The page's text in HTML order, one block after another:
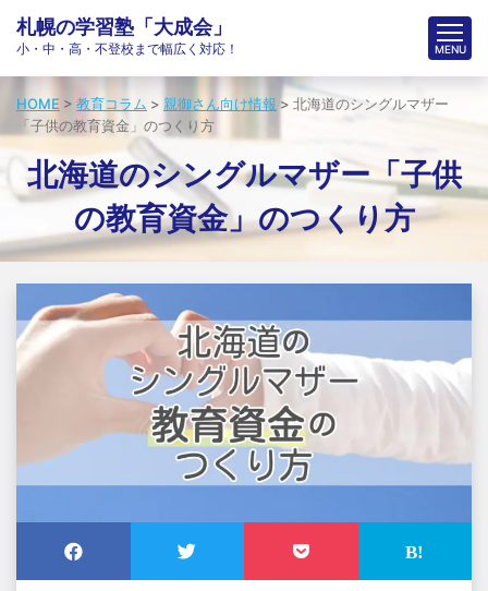
札幌の学習塾「大成会」
小・中・高・不登校まで幅広く対応！
チームでの個別指導塾「大成会」
HOME > 教育コラム > 親御さん向け情報 > 北海道のシングルマザー
「子供の教育資金」のつくり方
北海道のシングルマザー「子供
の教育資金」のつくり方